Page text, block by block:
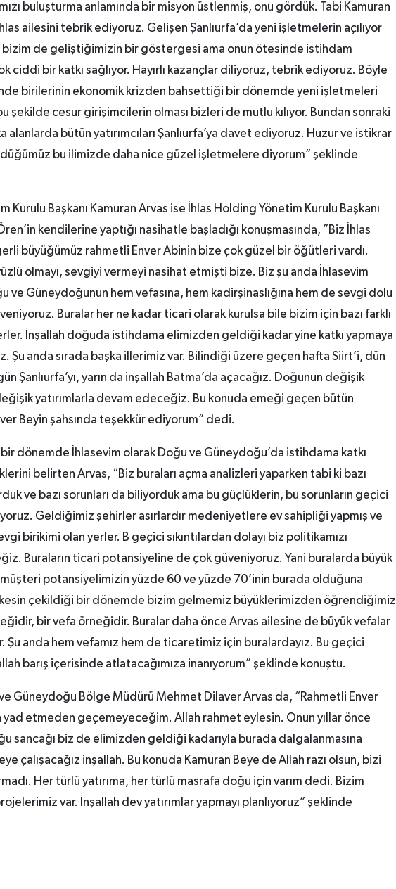
buluşturma anlamında bir misyon üstlenmiş, onu gördük. Tabi Kamuran
ailesini tebrik ediyoruz. Gelişen Şanlıurfa’da yeni işletmelerin açılıyor
bizim de geliştiğimizin bir göstergesi ama onun ötesinde istihdam
ciddi bir katkı sağlıyor. Hayırlı kazançlar diliyoruz, tebrik ediyoruz. Böyle
birilerinin ekonomik krizden bahsettiği bir dönemde yeni işletmeleri
şekilde cesur girişimcilerin olması bizleri de mutlu kılıyor. Bundan sonraki
alanlarda bütün yatırımcıları Şanlıurfa’ya davet ediyoruz. Huzur ve istikrar
bu ilimizde daha nice güzel işletmelere diyorum” şeklinde
Kurulu Başkanı Kamuran Arvas ise İhlas Holding Yönetim Kurulu Başkanı
kendilerine yaptığı nasihatle başladığı konuşmasında, ”Biz İhlas
büyüğümüz rahmetli Enver Abinin bize çok güzel bir öğütleri vardı.
olmayı, sevgiyi vermeyi nasihat etmişti bize. Biz şu anda İhlasevim
ve Güneydoğunun hem vefasına, hem kadirşinaslığına hem de sevgi dolu
Buralar her ne kadar ticari olarak kurulsa bile bizim için bazı farklı
İnşallah doğuda istihdama elimizden geldiği kadar yine katkı yapmaya
Şu anda sırada başka illerimiz var. Bilindiği üzere geçen hafta Siirt’i, dün
Şanlıurfa’yı, yarın da inşallah Batma’da açacağız. Doğunun değişik
yatırımlarla devam edeceğiz. Bu konuda emeği geçen bütün
Beyin şahsında teşekkür ediyorum” dedi.
dönemde İhlasevim olarak Doğu ve Güneydoğu’da istihdama katkı
belirten Arvas, “Biz buraları açma analizleri yaparken tabi ki bazı
ve bazı sorunları da biliyorduk ama bu güçlüklerin, bu sorunların geçici
Geldiğimiz şehirler asırlardır medeniyetlere ev sahipliği yapmış ve
birikimi olan yerler. B geçici sıkıntılardan dolayı biz politikamızı
Buraların ticari potansiyeline de çok güveniyoruz. Yani buralarda büyük
müşteri potansiyelimizin yüzde 60 ve yüzde 70’inin burada olduğuna
çekildiği bir dönemde bizim gelmemiz büyüklerimizden öğrendiğimiz
bir vefa örneğidir. Buralar daha önce Arvas ailesine de büyük vefalar
Şu anda hem vefamız hem de ticaretimiz için buralardayız. Bu geçici
barış içerisinde atlatacağımıza inanıyorum” şeklinde konuştu.
Güneydoğu Bölge Müdürü Mehmet Dilaver Arvas da, “Rahmetli Enver
etmeden geçemeyeceğim. Allah rahmet eylesin. Onun yıllar önce
sancağı biz de elimizden geldiği kadarıyla burada dalgalanmasına
çalışacağız inşallah. Bu konuda Kamuran Beye de Allah razı olsun, bizi
Her türlü yatırıma, her türlü masrafa doğu için varım dedi. Bizim
var. İnşallah dev yatırımlar yapmayı planlıyoruz” şeklinde